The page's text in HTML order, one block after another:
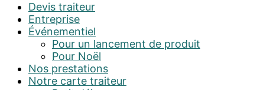
Devis traiteur
Entreprise
Événementiel
Pour un lancement de produit
Pour Noël
Nos prestations
Notre carte traiteur